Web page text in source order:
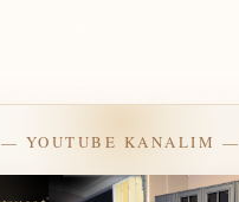
— YOUTUBE KANALIM —